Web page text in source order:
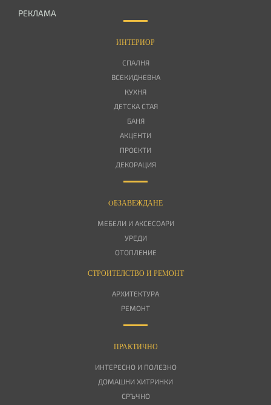
РЕКЛАМА
ИНТЕРИОР
СПАЛНЯ
ВСЕКИДНЕВНА
КУХНЯ
ДЕТСКА СТАЯ
БАНЯ
АКЦЕНТИ
ПРОЕКТИ
ДЕКОРАЦИЯ
OБЗАВЕЖДАНЕ
МЕБЕЛИ И АКСЕСОАРИ
УРЕДИ
ОТОПЛЕНИЕ
СТРОИТЕЛСТВО И РЕМОНТ
АРХИТЕКТУРА
РЕМОНТ
ПРАКТИЧНО
ИНТЕРЕСНО И ПОЛЕЗНО
ДОМАШНИ ХИТРИНКИ
СРЪЧНО